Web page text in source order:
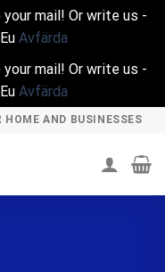
mail! Or write us -
Avfärda
mail! Or write us -
Avfärda
AND BUSINESSES